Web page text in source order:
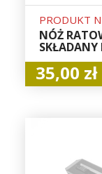
PRODUKT
NÓŻ
35,00 zł